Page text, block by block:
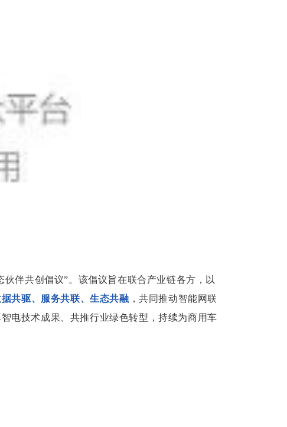
伴共创倡议”。该倡议旨在联合产业链各方，以
共驱、服务共联、生态共融 ，共同推动智能网联
电技术成果、共推行业绿色转型，持续为商用车